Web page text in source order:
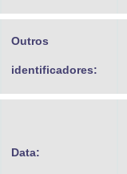
Outros
identificadores:
Data: